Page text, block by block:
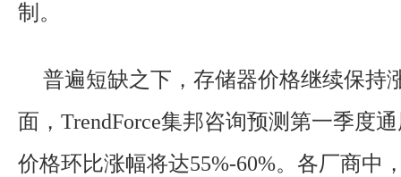
制。
普遍短缺之下，存储器价格继续保持
面，TrendForce集邦咨询预测第一季度
价格环比涨幅将达55%-60%。各厂商中